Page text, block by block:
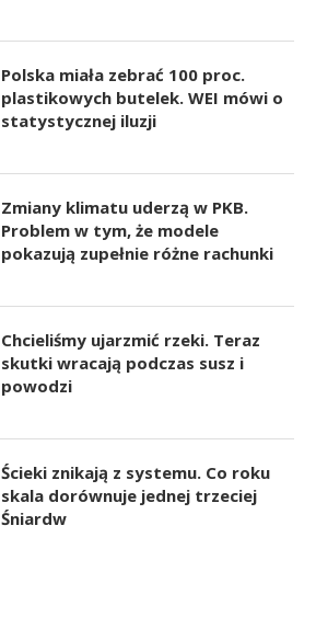
Polska miała zebrać 100 proc.
plastikowych butelek. WEI mówi o
statystycznej iluzji
Zmiany klimatu uderzą w PKB.
Problem w tym, że modele
pokazują zupełnie różne rachunki
Chcieliśmy ujarzmić rzeki. Teraz
skutki wracają podczas susz i
powodzi
Ścieki znikają z systemu. Co roku
skala dorównuje jednej trzeciej
Śniardw